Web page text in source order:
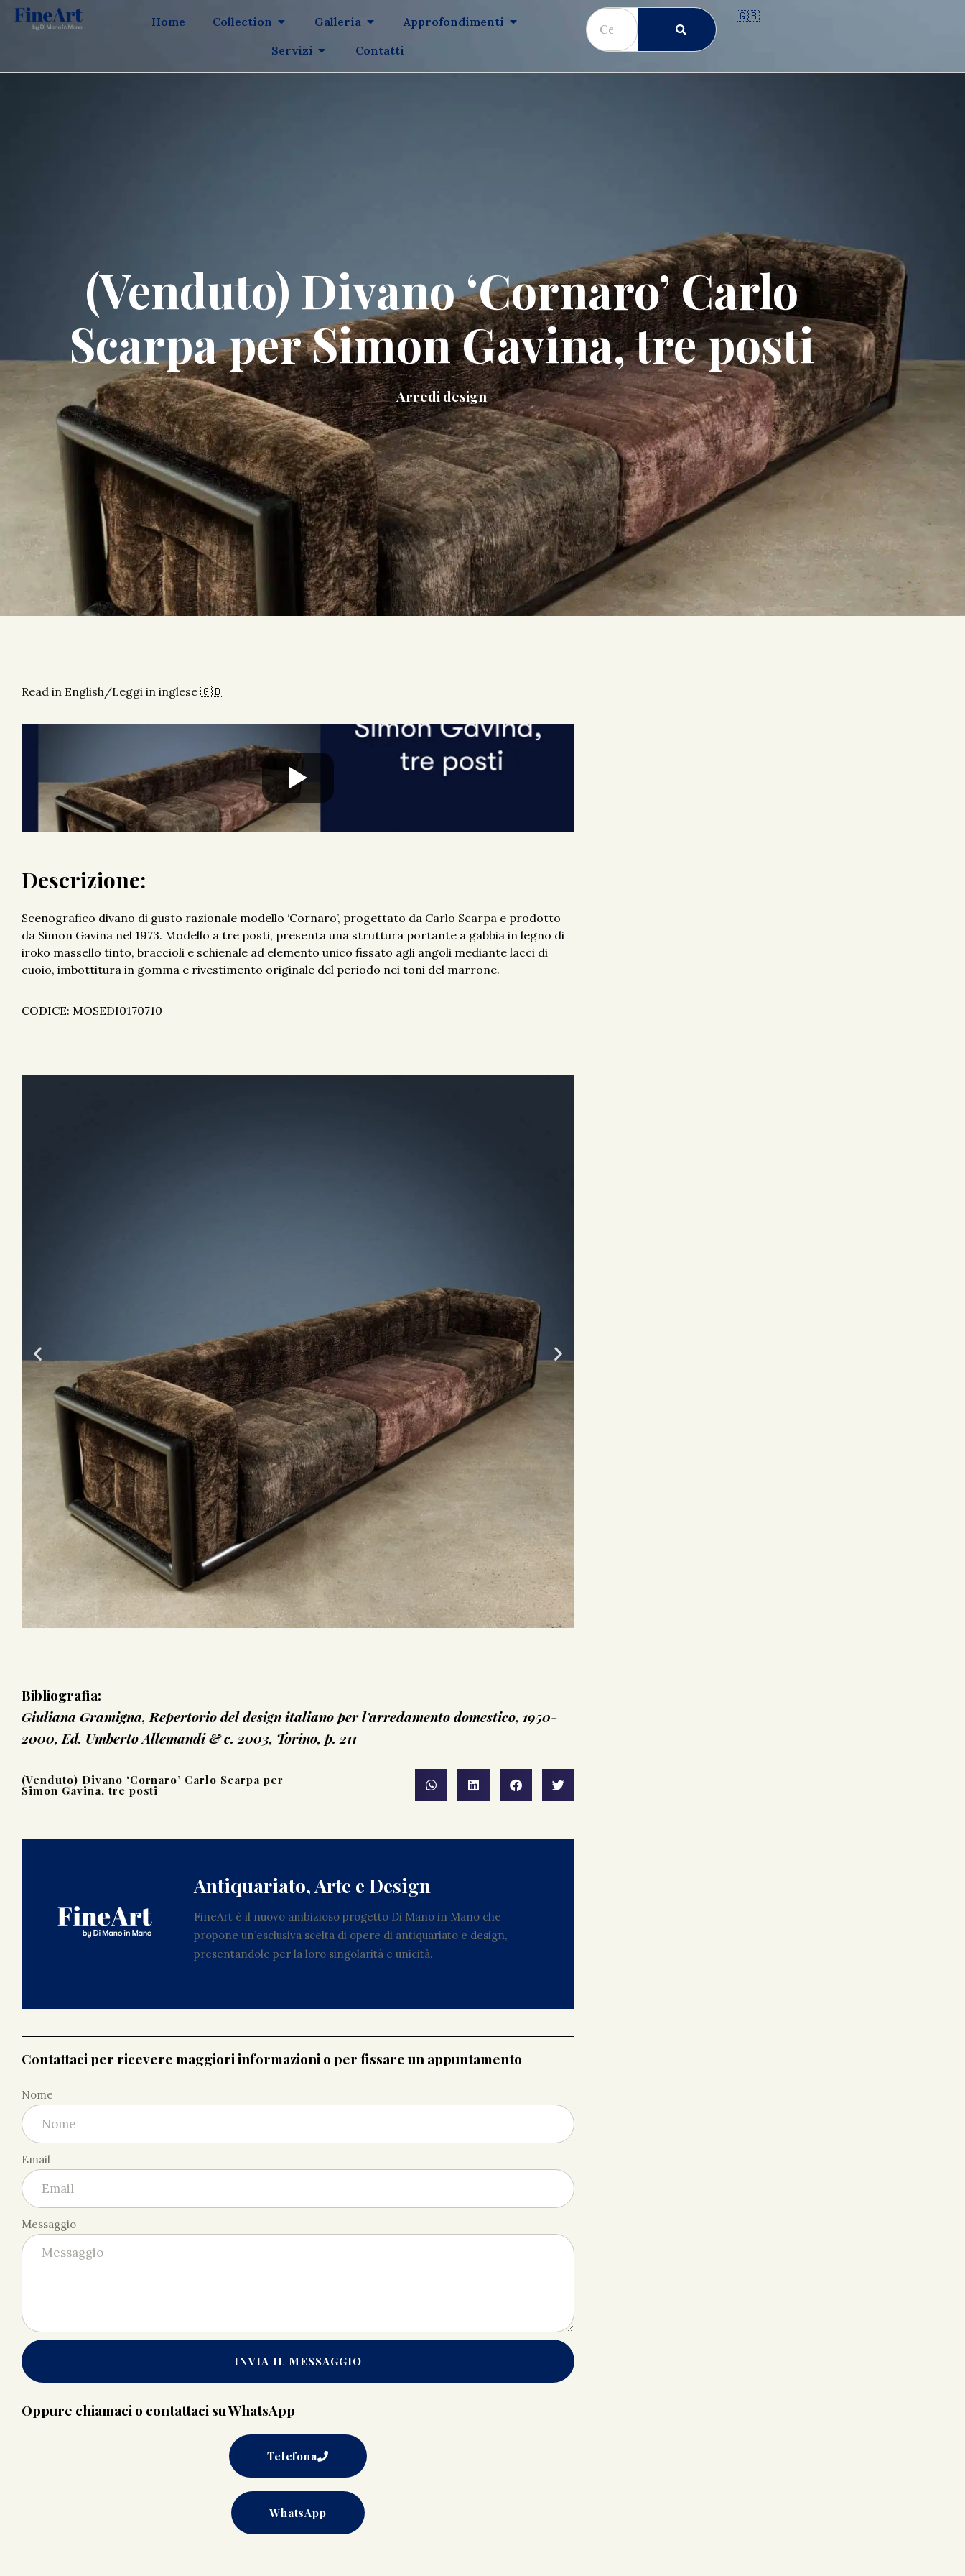
Home Collection Galleria
Approfondimenti
Servizi
Contatti
🇬🇧
(Venduto) Divano ‘Cornaro’ Carlo
Scarpa per Simon Gavina, tre posti
Arredi design
Read in English/Leggi in inglese 🇬🇧
Descrizione:
Scenografico divano di gusto razionale modello ‘Cornaro’, progettato da Carlo Scarpa e prodotto
da Simon Gavina nel 1973. Modello a tre posti, presenta una struttura portante a gabbia in legno di
iroko massello tinto, braccioli e schienale ad elemento unico fissato agli angoli mediante lacci di
cuoio, imbottitura in gomma e rivestimento originale del periodo nei toni del marrone.
CODICE: MOSEDI0170710
Bibliografia:
Giuliana Gramigna, Repertorio del design italiano per l’arredamento domestico, 1950-
2000, Ed. Umberto Allemandi & c. 2003, Torino, p. 211
(Venduto) Divano ‘Cornaro’ Carlo Scarpa per
Simon Gavina, tre posti
Antiquariato, Arte e Design
FineArt è il nuovo ambizioso progetto Di Mano in Mano che
propone un’esclusiva scelta di opere di antiquariato e design,
presentandole per la loro singolarità e unicità.
Contattaci per ricevere maggiori informazioni o per fissare un appuntamento
Nome
Email
Messaggio
INVIA IL MESSAGGIO
Oppure chiamaci o contattaci su WhatsApp
Telefona
WhatsApp